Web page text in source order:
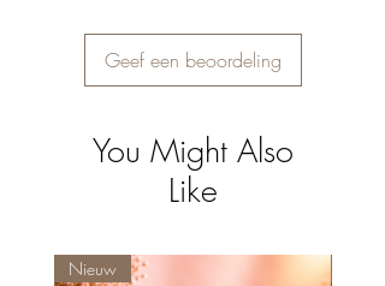
Geef een beoordeling
You Might Also
Like
Nieuw